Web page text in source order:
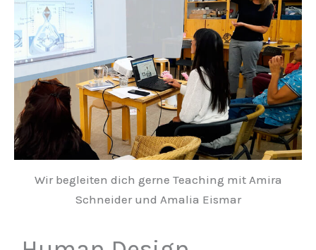
Wir begleiten dich gerne Teaching mit Amira
Schneider und Amalia Eismar